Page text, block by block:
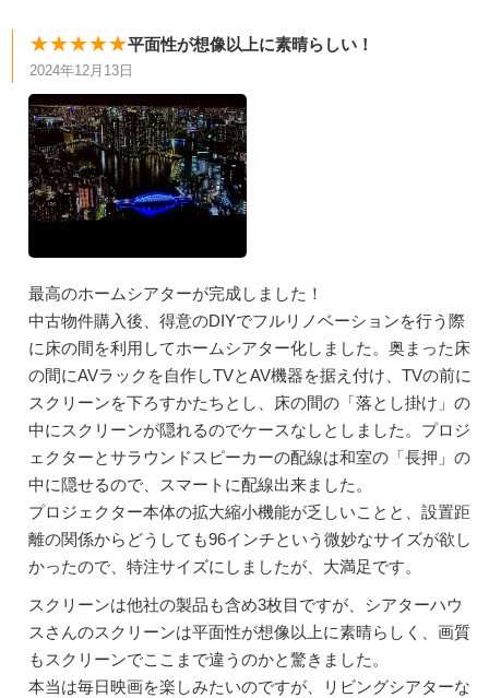
★★★★★平面性が想像以上に素晴らしい！
2024年12月13日
最高のホームシアターが完成しました！
中古物件購入後、得意のDIYでフルリノベーションを行う際
に床の間を利用してホームシアター化しました。奥まった床
の間にAVラックを自作しTVとAV機器を据え付け、TVの前に
スクリーンを下ろすかたちとし、床の間の「落とし掛け」の
中にスクリーンが隠れるのでケースなしとしました。プロジ
ェクターとサラウンドスピーカーの配線は和室の「長押」の
中に隠せるので、スマートに配線出来ました。
プロジェクター本体の拡大縮小機能が乏しいことと、設置距
離の関係からどうしても96インチという微妙なサイズが欲し
かったので、特注サイズにしましたが、大満足です。
スクリーンは他社の製品も含め3枚目ですが、シアターハウ
スさんのスクリーンは平面性が想像以上に素晴らしく、画質
もスクリーンでここまで違うのかと驚きました。
本当は毎日映画を楽しみたいのですが、リビングシアターな